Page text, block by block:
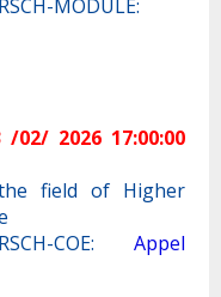
MODULE:
/02/ 2026 17:00:00
field of Higher
RSCH-COE: Appel